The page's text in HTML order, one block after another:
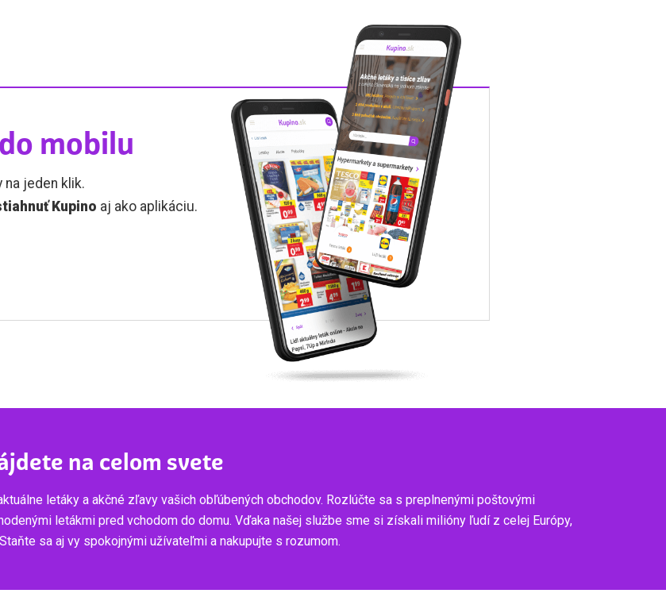
mobilu
jeden klik.
Kupino aj ako aplikáciu.
na celom svete
letáky a akčné zľavy vašich obľúbených obchodov. Rozlúčte sa s preplnenými poštovými
letákmi pred vchodom do domu. Vďaka našej službe sme si získali milióny ľudí z celej Európy,
sa aj vy spokojnými užívateľmi a nakupujte s rozumom.